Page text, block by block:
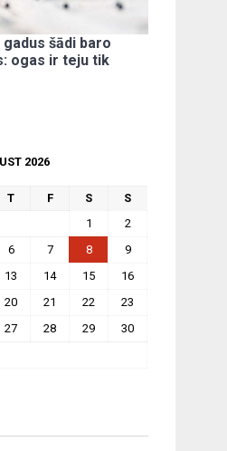
šādi baro
ogas ir teju tik
2026
T F S
S
1
2
6 7 8
9
13 14 15
16
20 21 22
23
27 28 29
30